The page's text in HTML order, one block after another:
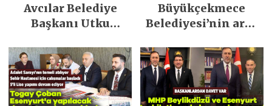
Avcılar Belediye
Başkanı Utku
tahliye edildi
Büyükçekmece
Belediyesi’nin araç